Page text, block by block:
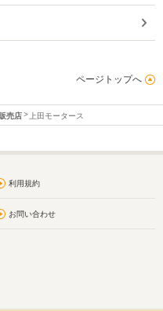
ページトップへ
売店 上田モータース
利用規約
お問い合わせ